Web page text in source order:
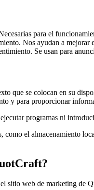
para el
Nos ayudan a mejorar
Se usan para
que se colocan en su
y para proporcionar
programas ni
como el almacenamiento
sitio web de marketing de